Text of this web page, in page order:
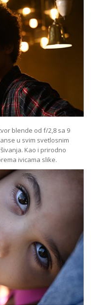
blende od f/2,8 sa 9
u svim svetlosnim
Kao i prirodno
ivicama slike.